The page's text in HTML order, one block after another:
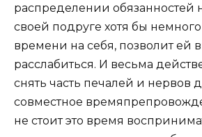
распределении обязанностей
своей подруге хотя бы
времени на себя, позволит ей
расслабиться. И весьма
снять часть печалей и нервов
совместное
не стоит это время